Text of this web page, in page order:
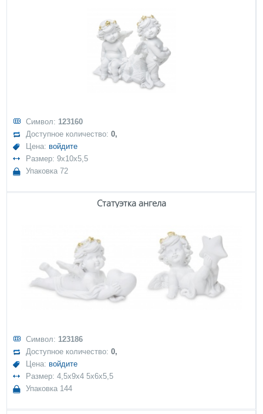
Символ: 123160
Доступное количество:0,
Цена: войдите
Размер: 9x10x5,5
Упаковка 72
Статуэтка ангела
Символ: 123186
Доступное количество:0,
Цена: войдите
Размер: 4,5x9x4 5x6x5,5
Упаковка 144